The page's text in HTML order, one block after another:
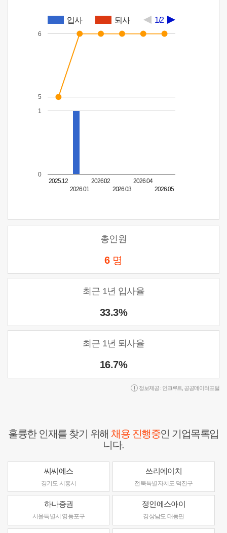
입사 퇴사 1/2
2025.12
2026.01
2026.02
2026.03
2026.04
2026.05
0
1
5
6
총인원
6 명
최근 1년 입사율
33.3%
최근 1년 퇴사율
16.7%
정보제공 : 인크루트 공공데이터포털
훌륭한 인재를 찾기 위해채용 진행중인 기업목록입
니다.
씨씨에스
경기도 시흥시
쓰리에이치
전북특별자치도 덕진구
하나증권
서울특별시 영등포구
정인에스아이
경상남도 대동면